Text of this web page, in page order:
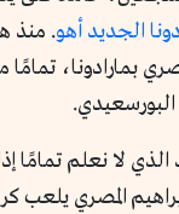
الجديد أهو. منذ
بمارادونا،
البورسعيدي.
لا نعلم تمامًا
المصري يلعب